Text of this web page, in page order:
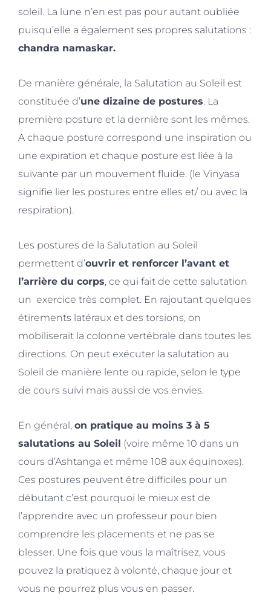
soleil. La lune n’en est pas pour autant oubliée
puisqu’elle a également ses propres salutations :
chandra namaskar.
De manière générale, la Salutation au Soleil est
constituée d’une dizaine de postures. La
première posture et la dernière sont les mêmes.
A chaque posture correspond une inspiration ou
une expiration et chaque posture est liée à la
suivante par un mouvement fluide. (le Vinyasa
signifie lier les postures entre elles et/ ou avec la
respiration).
Les postures de la Salutation au Soleil
permettent d’ouvrir et renforcer l’avant et
l’arrière du corps, ce qui fait de cette salutation
un exercice très complet. En rajoutant quelques
étirements latéraux et des torsions, on
mobiliserait la colonne vertébrale dans toutes les
directions. On peut exécuter la salutation au
Soleil de manière lente ou rapide, selon le type
de cours suivi mais aussi de vos envies.
En général, on pratique au moins 3 à 5
salutations au Soleil (voire même 10 dans un
cours d’Ashtanga et même 108 aux équinoxes).
Ces postures peuvent être difficiles pour un
débutant c’est pourquoi le mieux est de
l’apprendre avec un professeur pour bien
comprendre les placements et ne pas se
blesser. Une fois que vous la maîtrisez, vous
pouvez la pratiquez à volonté, chaque jour et
vous ne pourrez plus vous en passer.